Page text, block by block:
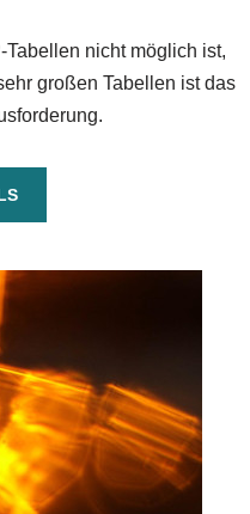
nicht möglich ist,
großen Tabellen ist das